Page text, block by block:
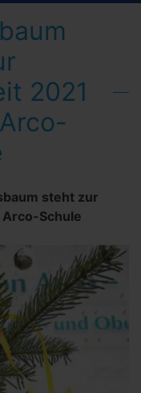
2021
steht zur
Schule